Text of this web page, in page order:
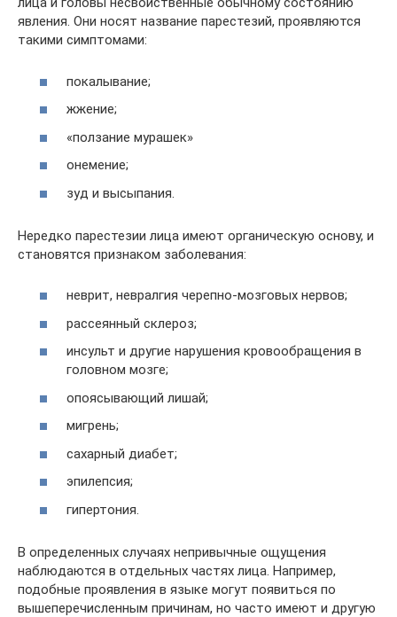
явления. Они носят название парестезий, проявляются
такими симптомами:
покалывание;
жжение;
«ползание мурашек»
онемение;
зуд и высыпания.
Нередко парестезии лица имеют органическую основу, и
становятся признаком заболевания:
неврит, невралгия черепно-мозговых нервов;
рассеянный склероз;
инсульт и другие нарушения кровообращения в
головном мозге;
опоясывающий лишай;
мигрень;
сахарный диабет;
эпилепсия;
гипертония.
В определенных случаях непривычные ощущения
наблюдаются в отдельных частях лица. Например,
подобные проявления в языке могут появиться по
вышеперечисленным причинам, но часто имеют и другую